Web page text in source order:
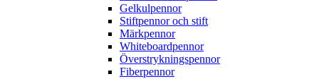
Gelkulpennor
Stiftpennor och stift
Märkpennor
Whiteboardpennor
Överstrykningspennor
Fiberpennor